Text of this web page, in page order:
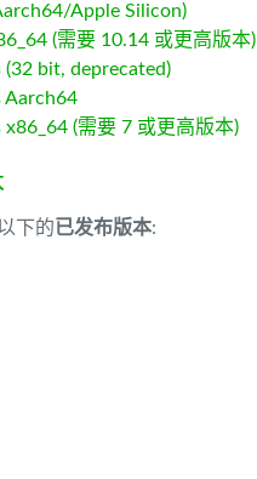
Apple Silicon)
(需要 10.14 或更高版本)
bit, deprecated)
(需要 7 或更高版本)
下的已发布版本: